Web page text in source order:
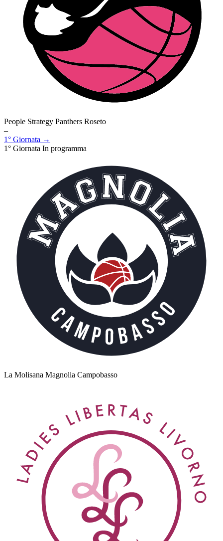
People Strategy Panthers Roseto
–
1° Giornata →
1° Giornata In programma
La Molisana Magnolia Campobasso